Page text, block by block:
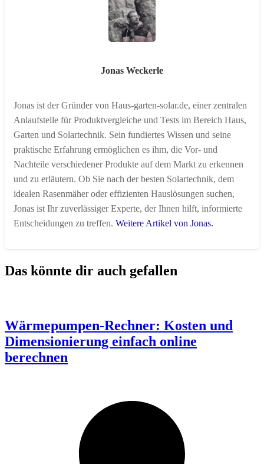
Jonas Weckerle
Jonas ist der Gründer von Haus-garten-solar.de, einer zentralen
Anlaufstelle für Produktvergleiche und Tests im Bereich Haus,
Garten und Solartechnik. Sein fundiertes Wissen und seine
praktische Erfahrung ermöglichen es ihm, die Vor- und
Nachteile verschiedener Produkte auf dem Markt zu erkennen
und zu erläutern. Ob Sie nach der besten Solartechnik, dem
idealen Rasenmäher oder effizienten Hauslösungen suchen,
Jonas ist Ihr zuverlässiger Experte, der Ihnen hilft, informierte
Entscheidungen zu treffen. Weitere Artikel von Jonas.
Das könnte dir auch gefallen
Wärmepumpen-Rechner: Kosten und
Dimensionierung einfach online
berechnen